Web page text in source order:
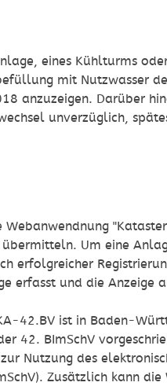
eines Kühlturms
mit Nutzwasser
anzuzeigen. Darüber
unverzüglich,
übermitteln. Um eine
erfolgreicher
erfasst und die Anzeige
42.BV ist in Baden-
42. BImSchV
Nutzung des
). Zusätzlich kann